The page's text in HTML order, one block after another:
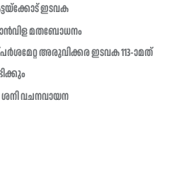
ഇടവക
മതബോധനം
അരുവിക്കര ഇടവക 113-ാമത്
ശനി വചനവായന